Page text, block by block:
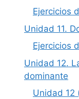
Ejercicios
Unidad 11.
Ejercicios
Unidad 12.
dominante
Unidad 12